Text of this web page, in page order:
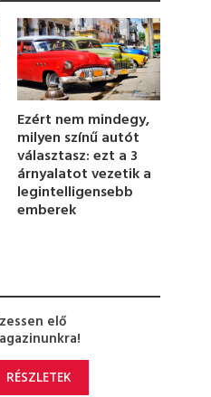
Ezért nem mindegy,
milyen színű autót
választasz: ezt a 3
árnyalatot vezetik a
legintelligensebb
emberek
elő
RÉSZLETEK